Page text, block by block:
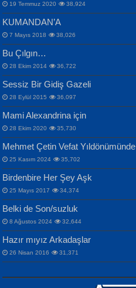
İPEK ACAR SERT
Gazze’nin Şecaati, Ümmetin
MAHMUT GÜRBÜZ
İbrahim Olmak ve
Selahattin Yıldız
İdrakimle Üşürken...
Songül Özel
Mahzen...
ERDEM BAYAZIT
Sana, Bana, Vatanıma,
İnsanlarına Dair...
NAZIM HİKMET RAN
Bir Cezaevinde, Tecritteki
Mektupları...
19 Temmuz 2020 38,924
KUMANDAN’A
7 Mayıs 2018 38,026
Bu Çılgın…
28 Ekim 2014 36,722
Sessiz Bir Gidiş Gazeli
28 Eylül 2015 36,097
Mami Alexandrina için
28 Ekim 2020 35,730
Mehmet Çetin Vefat Yıldönümünde
25 Kasım 2024 35,702
Birdenbire Her Şey Aşk
25 Mayıs 2017 34,374
Belki de Son/suzluk
8 Ağustos 2024 32,644
Hazır mıyız Arkadaşlar
26 Nisan 2016 31,371